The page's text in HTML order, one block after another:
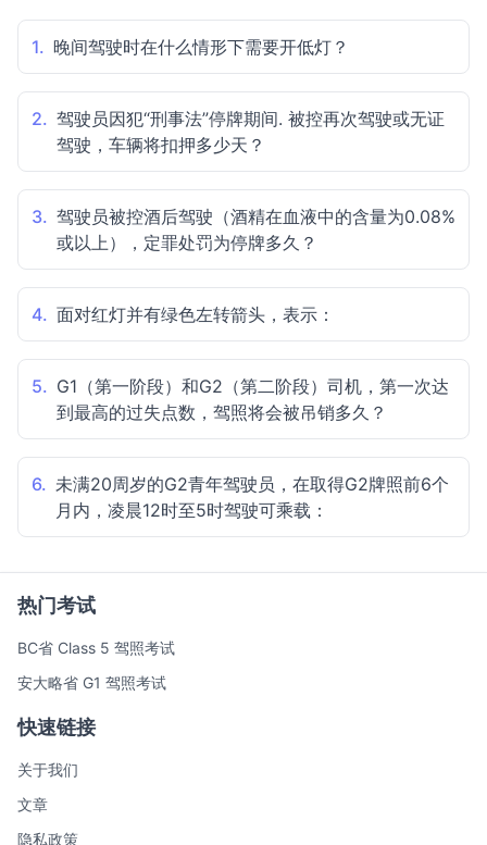
1. 晚间驾驶时在什么情形下需要开低灯？
2. 驾驶员因犯“刑事法”停牌期间. 被控再次驾驶或无证
驾驶，车辆将扣押多少天？
3. 驾驶员被控酒后驾驶（酒精在血液中的含量为0.08%
或以上），定罪处罚为停牌多久？
4. 面对红灯并有绿色左转箭头，表示：
5. G1（第一阶段）和G2（第二阶段）司机，第一次达
到最高的过失点数，驾照将会被吊销多久？
6. 未满20周岁的G2青年驾驶员，在取得G2牌照前6个
月内，凌晨12时至5时驾驶可乘载：
热门考试
BC省 Class 5 驾照考试
安大略省 G1 驾照考试
快速链接
关于我们
文章
隐私政策